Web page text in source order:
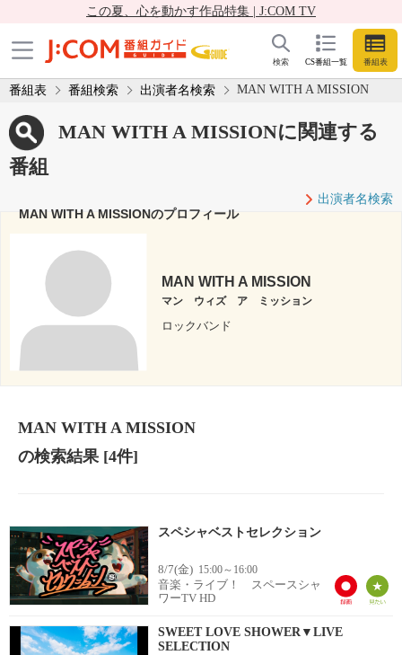
この夏、心を動かす作品特集 | J:COM TV
CS番組一覧 番組表
検索
番組表 番組検索 出演者名検索 MAN WITH A MISSION
MAN WITH A MISSIONに関連する
番組
出演者名検索
MAN WITH A MISSIONのプロフィール
MAN WITH A MISSION
マン ウィズ ア ミッション
ロックバンド
MAN WITH A MISSION
の検索結果[4件]
スペシャベストセレクション
8/7(金) 15:00～16:00
音楽・ライブ！ スペースシャ
ワーTV HD
SWEET LOVE SHOWER▼LIVE
SELECTION